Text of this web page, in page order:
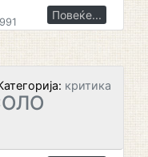
Повеќе...
критика